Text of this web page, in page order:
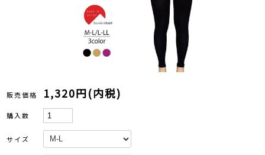
販売価格 1,320円(内税)
購入数
サイズ